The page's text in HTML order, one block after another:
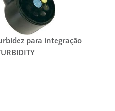
para integração